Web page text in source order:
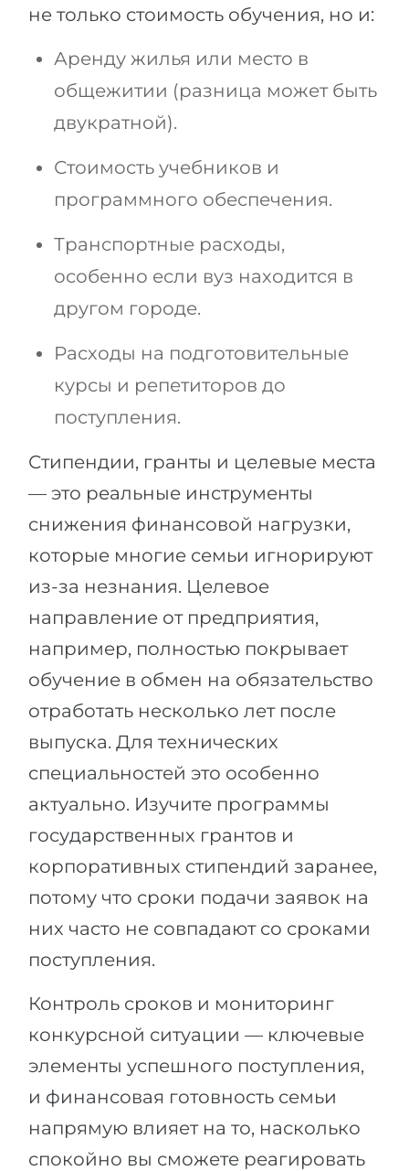
не только стоимость обучения, но и:
Аренду жилья или место в
общежитии (разница может быть
двукратной).
Стоимость учебников и
программного обеспечения.
Транспортные расходы,
особенно если вуз находится в
другом городе.
Расходы на подготовительные
курсы и репетиторов до
поступления.
Стипендии, гранты и целевые места
— это реальные инструменты
снижения финансовой нагрузки,
которые многие семьи игнорируют
из-за незнания. Целевое
направление от предприятия,
например, полностью покрывает
обучение в обмен на обязательство
отработать несколько лет после
выпуска. Для технических
специальностей это особенно
актуально. Изучите программы
государственных грантов и
корпоративных стипендий заранее,
потому что сроки подачи заявок на
них часто не совпадают со сроками
поступления.
Контроль сроков и мониторинг
конкурсной ситуации — ключевые
элементы успешного поступления,
и финансовая готовность семьи
напрямую влияет на то, насколько
спокойно вы сможете реагировать